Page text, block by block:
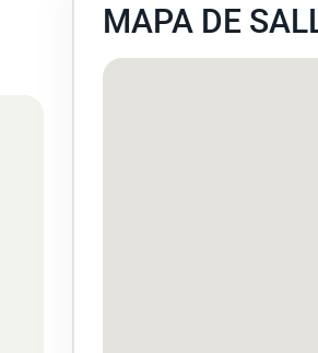
MAPA DE